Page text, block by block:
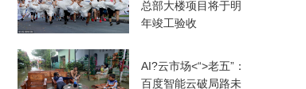
总部大楼项目将于明
年竣工验收
AI?云市场<“>老五”：
百度智能云破局路未